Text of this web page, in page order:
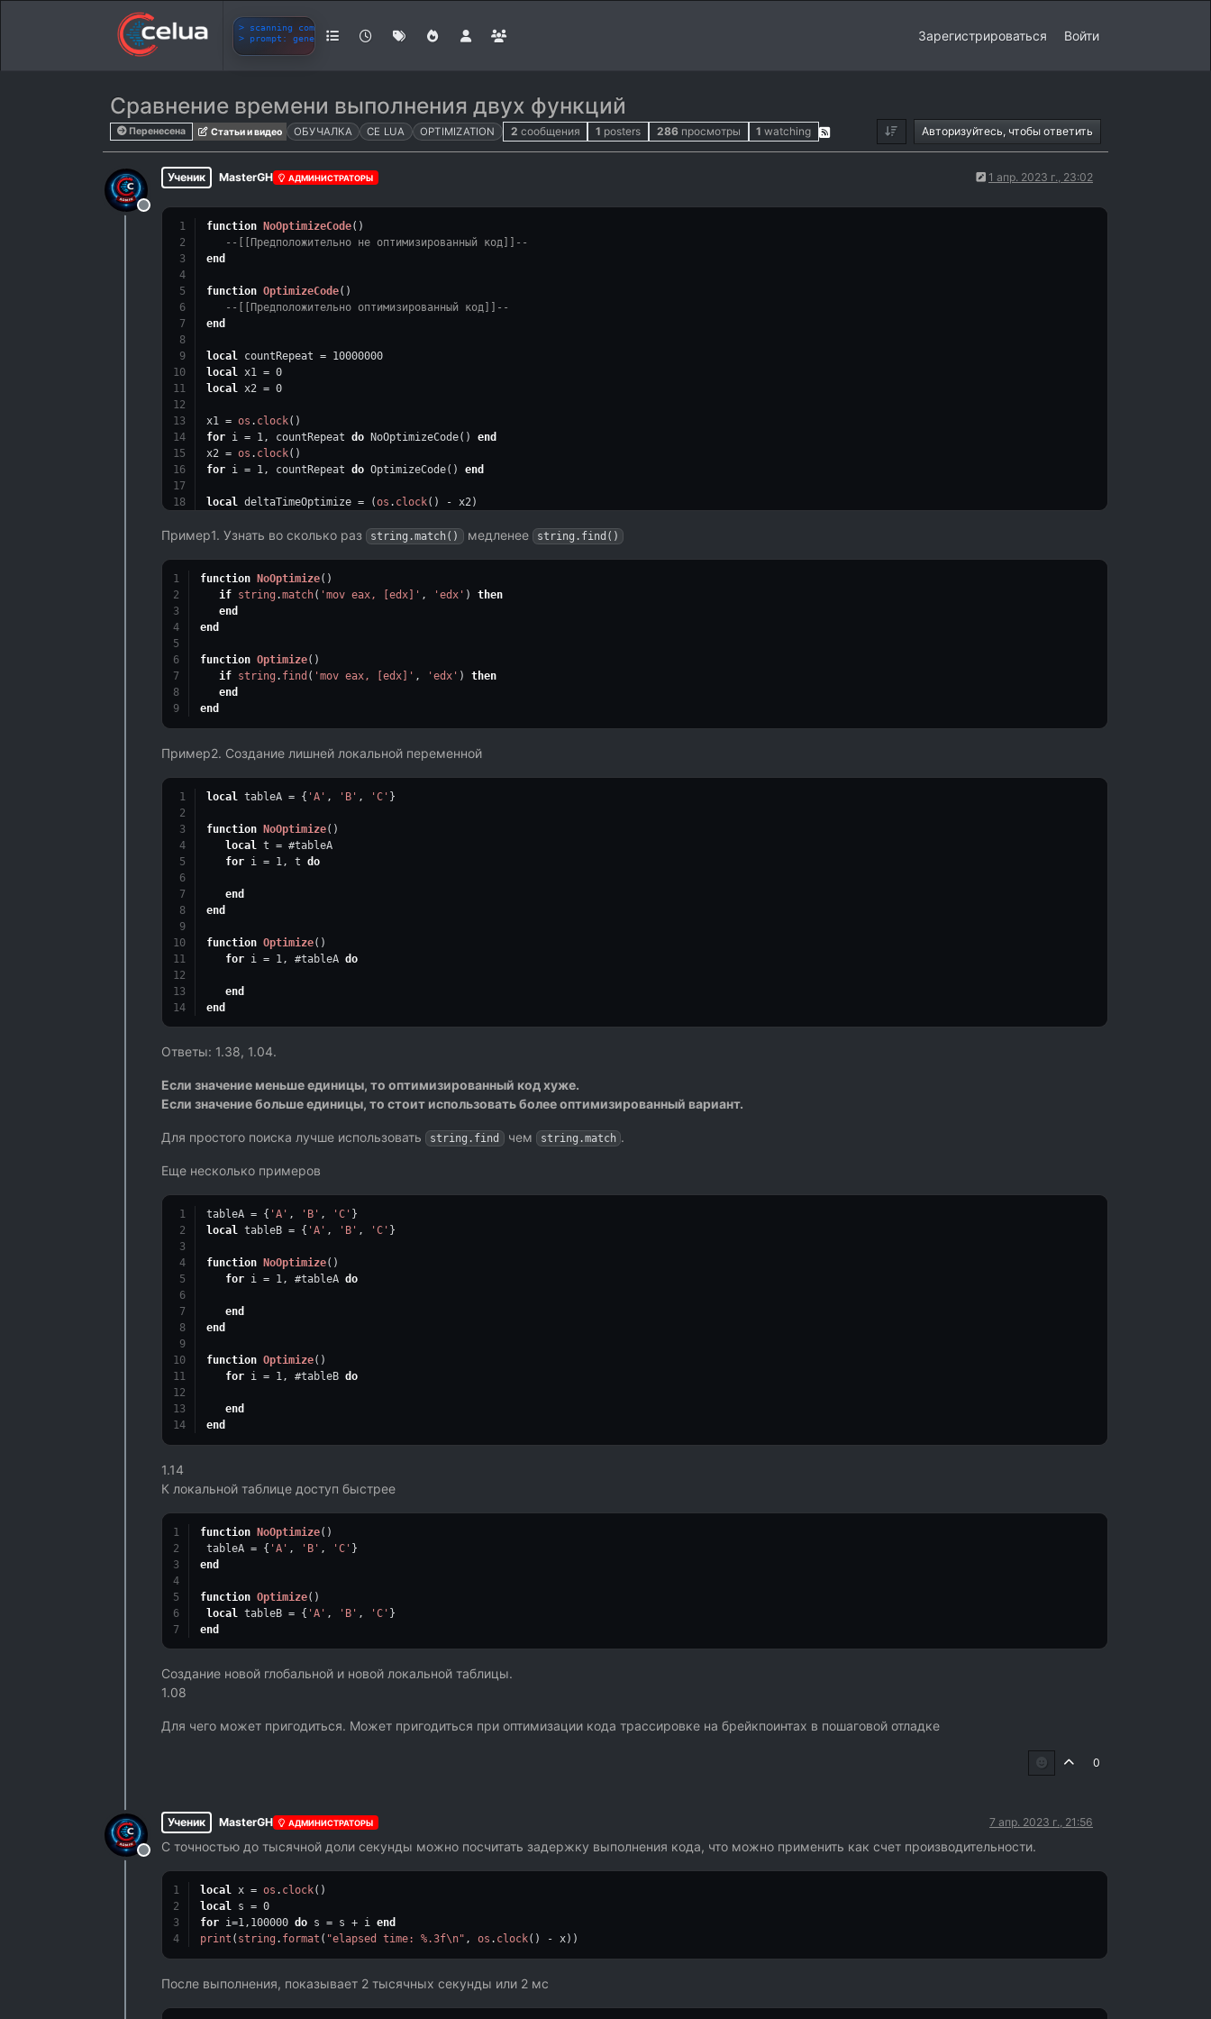
Зарегистрироваться Войти
Сравнение времени выполнения двух функций
Перенесена Статьи и видео ОБУЧАЛКА CE LUA OPTIMIZATION 2 сообщения 1 posters 286 просмотры 1 watching Авторизуйтесь, чтобы ответить
Не в сети
Ученик MasterGH АДМИНИСТРАТОРЫ 1 апр. 2023 г., 23:02
function NoOptimizeCode()
--[[Предположительно не оптимизированный код]]
--
end
function OptimizeCode()
--[[Предположительно оптимизированный код]]
--
end
local countRepeat = 10000000
local x1 = 0
local x2 = 0
x1 = os . clock()
for i = 1, countRepeat do NoOptimizeCode() end
x2 = os . clock()
for i = 1, countRepeat do OptimizeCode() end
local deltaTimeOptimize = (os . clock() - x2)
Пример1. Узнать во сколько раз string.match() медленее string.find()
function NoOptimize()
if string .match( 'mov eax, [edx]' , 'edx' ) then
end
end
function Optimize()
if string . find ( 'mov eax, [edx]' , 'edx' ) then
end
end
Пример2. Создание лишней локальной переменной
local tableA = { 'A' , 'B' , 'C' }
function NoOptimize()
local
t = #tableA
for i = 1 , t do
end
end
function Optimize()
for i = 1 , #tableA do
end
end
Ответы: 1.38, 1.04.
Если значение меньше единицы, то оптимизированный код хуже.
Если значение больше единицы, то стоит использовать более оптимизированный вариант.
Для простого поиска лучше использовать string.find чем string.match .
Еще несколько примеров
tableA = { 'A' , 'B' , 'C' }
local tableB = { 'A' , 'B' , 'C' }
function NoOptimize()
for i = 1, #tableA do
end
end
function Optimize()
for i = 1, #tableB do
end
end
1.14
К локальной таблице доступ быстрее
function NoOptimize()
tableA = { 'A' , 'B' , 'C' }
end
function Optimize()
local
tableB = { 'A' , 'B' , 'C' }
end
Создание новой глобальной и новой локальной таблицы.
1.08
Для чего может пригодиться. Может пригодиться при оптимизации кода трассировке на брейкпоинтах в пошаговой отладке
0
Не в сети
Ученик MasterGH АДМИНИСТРАТОРЫ 7 апр. 2023 г., 21:56
С точностью до тысячной доли секунды можно посчитать задержку выполнения кода, что можно применить как счет производительности.
local x = os . clock()
local s = 0
for i=1, 100000 do s = s + i end
print ( string . format ( "elapsed time: %.3f\n" , os . clock() - x))
После выполнения, показывает 2 тысячных секунды или 2 мс